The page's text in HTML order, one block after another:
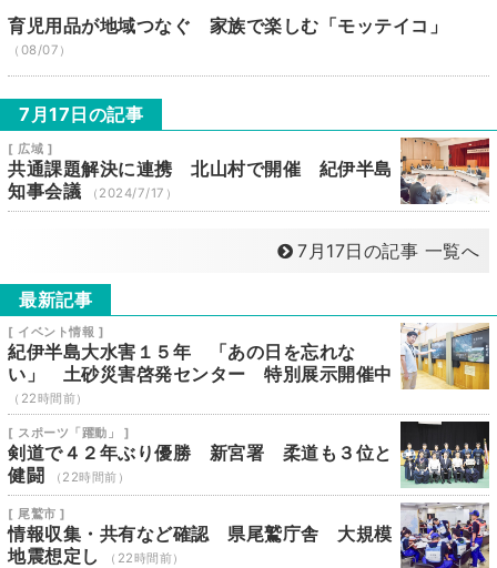
育児用品が地域つなぐ 家族で楽しむ「モッテイコ」
（08/07）
7月17日の記事
[ 広域 ]
共通課題解決に連携 北山村で開催 紀伊半島
知事会議
（2024/7/17）
7月17日の記事 一覧へ
最新記事
[ イベント情報 ]
紀伊半島大水害１５年 「あの日を忘れな
い」 土砂災害啓発センター 特別展示開催中
（22時間前）
[ スポーツ「躍動」 ]
剣道で４２年ぶり優勝 新宮署 柔道も３位と
健闘
（22時間前）
[ 尾鷲市 ]
情報収集・共有など確認 県尾鷲庁舎 大規模
地震想定し
（22時間前）